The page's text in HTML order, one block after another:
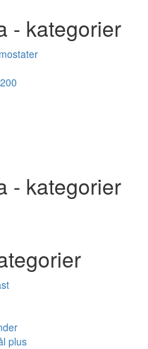
- kategorier
- kategorier
plus